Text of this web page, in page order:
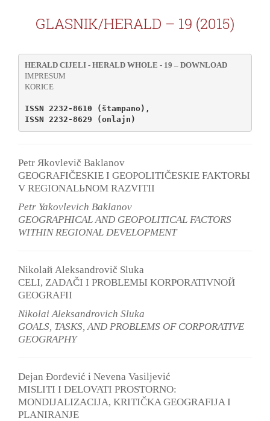
GLASNIK/HERALD – 19 (2015)
HERALD CIJELI - HERALD WHOLE - 19 – DOWNLOAD
IMPRESUM
KORICE
ISSN 2232-8610 ( štampano),
ISSN 2232-8629 (onlajn)
Petr Яkovlevič Baklanov
GEOGRAFIČESKIE I GEOPOLITIČESKIE FAKTORЫ
V REGIONALЬNOM RAZVITII
Petr Yakovlevich Baklanov
GEOGRAPHICAL AND GEOPOLITICAL FACTORS
WITHIN REGIONAL DEVELOPMENT
Nikolaй Aleksandrovič Sluka
CELI, ZADAČI I PROBLEMЫ KORPORATIVNOЙ
GEOGRAFII
Nikolai Aleksandrovich Sluka
GOALS, TASKS, AND PROBLEMS OF CORPORATIVE
GEOGRAPHY
Dejan Đorđević i Nevena Vasiljević
MISLITI I DELOVATI PROSTORNO:
MONDIJALIZACIJA, KRITIČKA GEOGRAFIJA I
PLANIRANJE